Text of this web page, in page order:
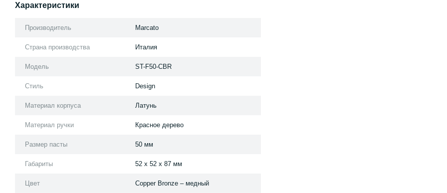
Характеристики
Производитель Marcato
Страна производства Италия
Модель ST-F50-CBR
Стиль Design
Материал корпуса Латунь
Материал ручки Красное дерево
Размер пасты 50 мм
Габариты 52 x 52 x 87 мм
Цвет Copper Bronze – медный